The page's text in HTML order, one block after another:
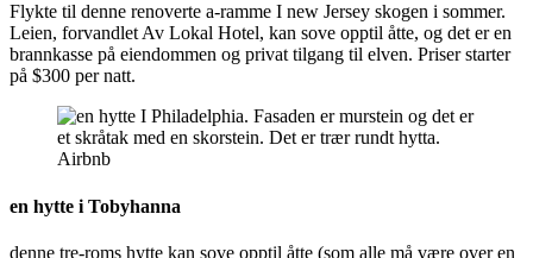
Flykte til denne renoverte a-ramme I new Jersey skogen i sommer.
Leien, forvandlet Av Lokal Hotel, kan sove opptil åtte, og det er en
brannkasse på eiendommen og privat tilgang til elven. Priser starter
på $300 per natt.
Airbnb
en hytte i Tobyhanna
denne tre-roms hytte kan sove opptil åtte (som alle må være over en